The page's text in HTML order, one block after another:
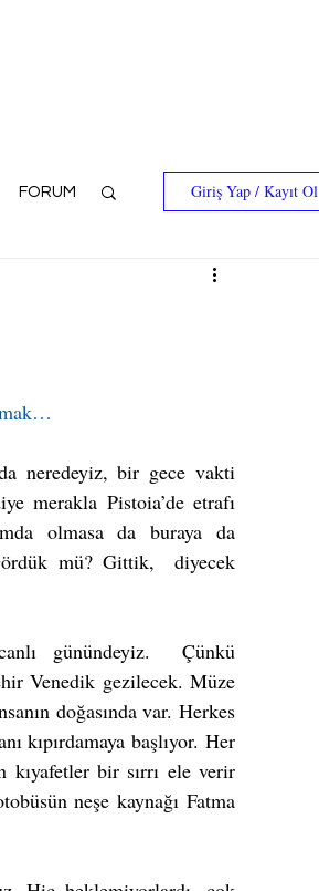
FORUM Giriş Yap / Kayıt Ol
neredeyiz, bir gece vakti
merakla Pistoia’de etrafı
olmasa da buraya da
mü? Gittik,  diyecek
günündeyiz.  Çünkü
Venedik gezilecek. Müze
doğasında var. Herkes
kıpırdamaya başlıyor. Her
kıyafetler bir sırrı ele verir
neşe kaynağı Fatma